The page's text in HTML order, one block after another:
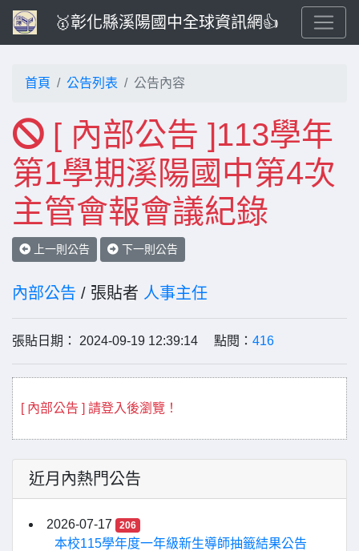
🥇彰化縣溪陽國中全球資訊網👍
首頁 公告列表 公告內容
[ 內部公告 ]113學年
第1學期溪陽國中第4次
主管會報會議紀錄
上一則公告 下一則公告
內部公告 / 張貼者 人事主任
張貼日期： 2024-09-19 12:39:14 點閱： 416
[ 內部公告 ] 請登入後瀏覽！
近月內熱門公告
2026-07-17 206
本校115學年度一年級新生導師抽籤結果公告